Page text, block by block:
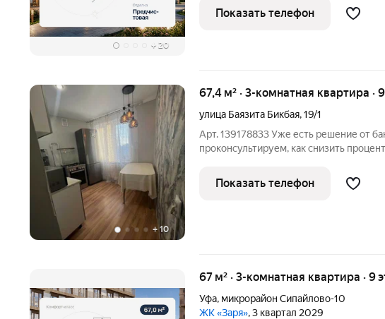
+ 20
города. Проект объединяет
новый стандарт застройки с
Показать телефон
+10
67,4 м² · 3-комнатная квартира ·
улица Баязита Бикбая,19/1
Арт. 139178833 Уже есть решение от
проконсультируем, как снизить
д.19/1. 9/9 этажность. Общая площадь
качественный ремонт: натяжной
Показать телефон
67 м² · 3-комнатная квартира · 9
Уфа, микрорайон Сипайлово-10
ЖК «Заря», 3 квартал 2029